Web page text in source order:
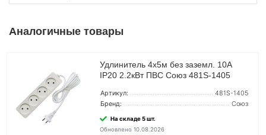
Аналогичные товары
Удлинитель 4х5м без заземл. 10А
IP20 2.2кВт ПВС Союз 481S-1405
Артикул:
481S-1405
Бренд:
Союз
На складе 5 шт.
Обновлено 10.08.2026